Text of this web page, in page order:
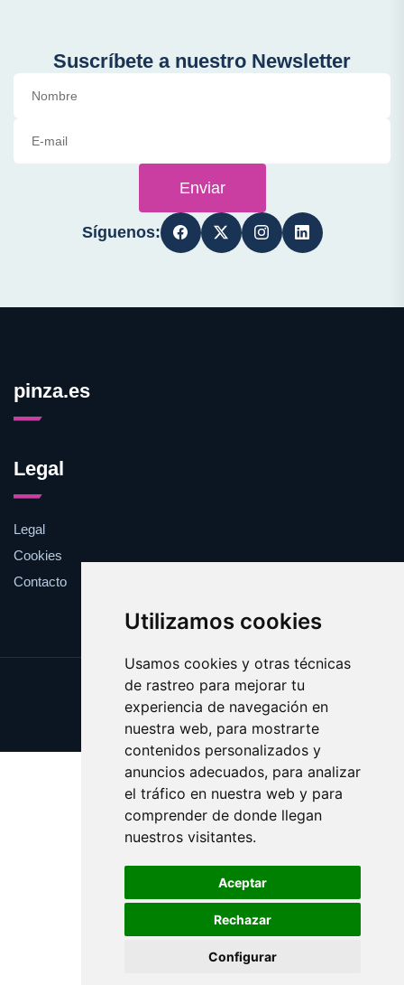
Utilizamos cookies
Usamos cookies y otras técnicas
de rastreo para mejorar tu
experiencia de navegación en
nuestra web, para mostrarte
contenidos personalizados y
anuncios adecuados, para analizar
el tráfico en nuestra web y para
comprender de donde llegan
nuestros visitantes.
Aceptar
Rechazar
Configurar
Suscríbete a nuestro Newsletter
Enviar
Síguenos:
pinza.es
Legal
Legal
Cookies
Contacto
Update cookies preferences
Copyright © 2025 pinza.es